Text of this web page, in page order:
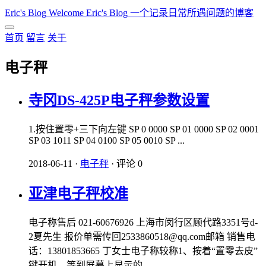
Eric's Blog Welcome Eric's Blog 一个记录日常所遇问题的博客
首页 留言 关于
电子秤
寺冈DS-425P电子秤参数设置
1.按住置零+三下向左键 SP 0 0000 SP 01 0000 SP 02 0001
SP 03 1011 SP 04 0100 SP 05 0010 SP ...
2018-06-11 · 电子秤 · 评论 0
亚津电子秤校准
电子称售后 021-60676926 上海市闵行区顾代路3351号d-
2夏先生 报价单需传回2533860518@qq.com邮箱 销售电
话：13801853665 丁女士电子称较称1、按着“置零去皮”